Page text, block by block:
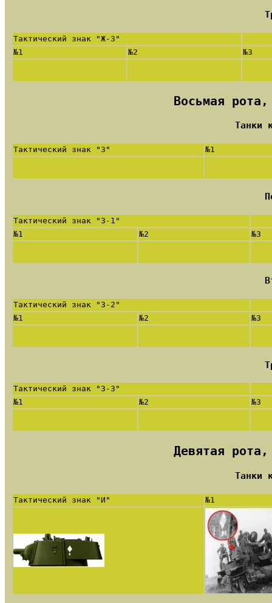
Тактический знак "Ж-3"
№1
№2 №3
Восьмая
Танки
Тактический знак "З" №1
Тактический знак "З-1"
№1
№2 №3
Тактический знак "З-2"
№1
№2 №3
Тактический знак "З-3"
№1
№2 №3
Девятая
Танки
Тактический знак "И" №1